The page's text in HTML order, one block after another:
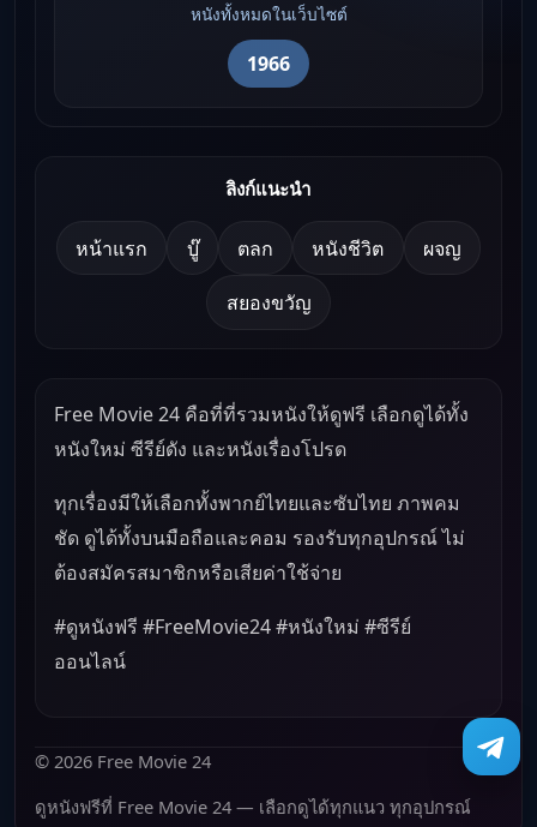
หนังทั้งหมดในเว็บไซต์
1966
ลิงก์แนะนำ
หน้าแรก บู๊ ตลก หนังชีวิต ผจญ
สยองขวัญ
Free Movie 24 คือที่ที่รวมหนังให้ดูฟรี เลือกดูได้ทั้ง
หนังใหม่ ซีรีย์ดัง และหนังเรื่องโปรด
ทุกเรื่องมีให้เลือกทั้งพากย์ไทยและซับไทย ภาพคม
ชัด ดูได้ทั้งบนมือถือและคอม รองรับทุกอุปกรณ์ ไม่
ต้องสมัครสมาชิกหรือเสียค่าใช้จ่าย
#ดูหนังฟรี #FreeMovie24 #หนังใหม่ #ซีรีย์
ออนไลน์
© 2026 Free Movie 24
ดูหนังฟรีที่ Free Movie 24 — เลือกดูได้ทุกแนว ทุกอุปกรณ์